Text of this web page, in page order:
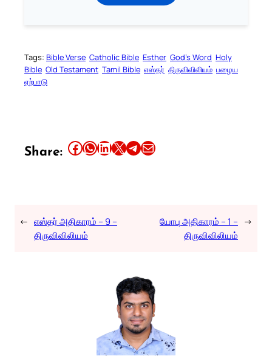
Tags: Bible Verse Catholic Bible Esther God’s Word Holy
Bible Old Testament Tamil Bible எஸ்தர் திருவிவிலியம் பழைய
ஏற்பாடு
Share: Share this article on Facebook Share this article on WhatsApp Share this article on LinkedIn Share this article on X Share this article on TelegramEmail this Article
← எஸ்தர் அதிகாரம் – 9 –
திருவிவிலியம்
யோபு அதிகாரம் – 1 –
திருவிவிலியம்
→